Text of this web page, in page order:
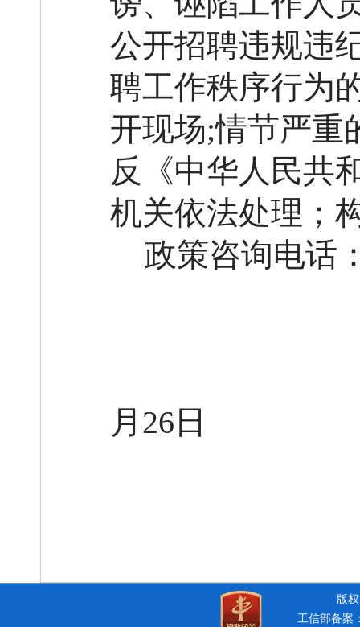
公开招聘违规违
聘工作秩序行为
开现场;情节严重
反《中华人民共
机关依法处理；
政策咨询电话
月 26 日
版
工信部备案